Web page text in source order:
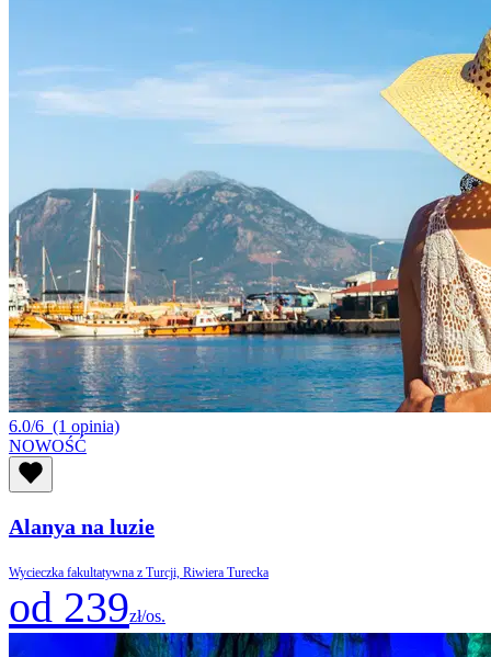
6.0/6 (1 opinia)
NOWOŚĆ
Alanya na luzie
Wycieczka fakultatywna z Turcji, Riwiera Turecka
od 239zł/os.